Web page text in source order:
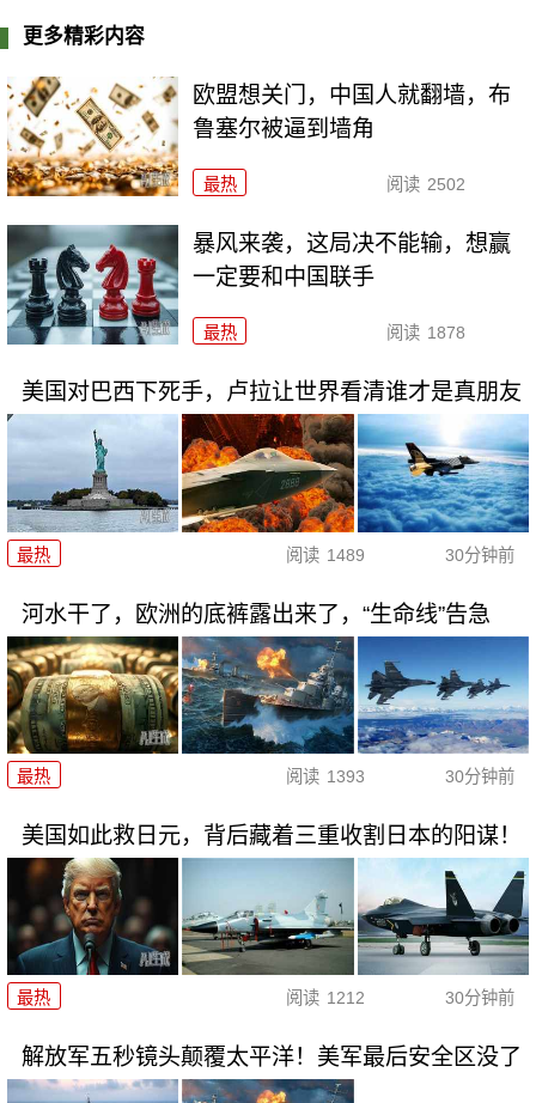
更多精彩内容
欧盟想关门，中国人就翻墙，布
鲁塞尔被逼到墙角
最热 阅读 2502
暴风来袭，这局决不能输，想赢
一定要和中国联手
最热 阅读 1878
美国对巴西下死手，卢拉让世界看清谁才是真朋友
最热 阅读 1489 30分钟前
河水干了，欧洲的底裤露出来了，“生命线”告急
最热 阅读 1393 30分钟前
美国如此救日元，背后藏着三重收割日本的阳谋！
最热 阅读 1212 30分钟前
解放军五秒镜头颠覆太平洋！美军最后安全区没了